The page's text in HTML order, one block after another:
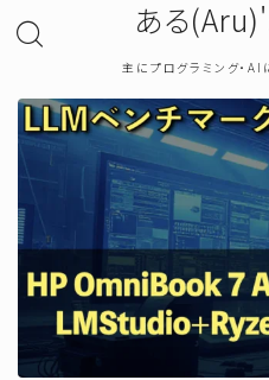
ある
主にプログラミング・
TOP
プライバシーポリシー
お問い合わせ
確率・統計